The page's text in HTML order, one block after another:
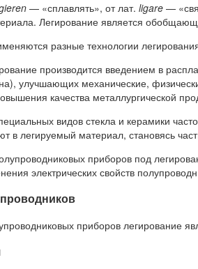
— «сплавлять», от лат. ligare —
Легирование является
разные технологии
производится введением в
улучшающих механические,
качества металлургической
видов стекла и керамики
в легируемый материал, становясь
приборов под
электрических свойств
приборов легирование